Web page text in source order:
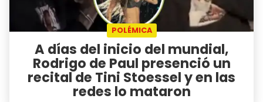
POLÉMICA
A días del inicio del mundial,
Rodrigo de Paul presenció un
recital de Tini Stoessel y en las
redes lo mataron